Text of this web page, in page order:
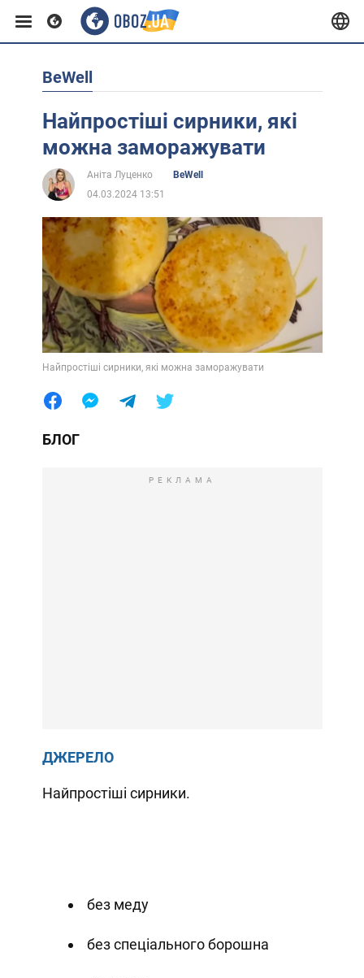
Європа
США
Африка
Життя
Лайфхаки
BeWell
Найпростіші сирники, які
можна заморажувати
Аніта Луценко
BeWell
04.03.2024 13:51
Найпростіші сирники, які можна заморажувати
БЛОГ
РЕКЛАМА
ДЖЕРЕЛО
Найпростіші сирники.
без меду
без спеціального борошна